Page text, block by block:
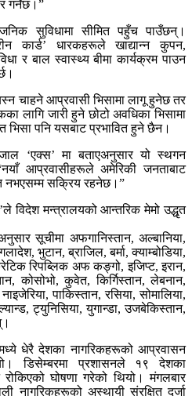
गर्नेछ।”
सुविधामा सीमित पहुँच पाउँछन्।
कार्ड’ धारकहरूले खाद्यान्न कुपन,
र बाल स्वास्थ्य बीमा कार्यक्रम पाउन
चाहने आप्रवासी भिसामा लागू हुनेछ तर
लागि जारी हुने छोटो अवधिका भिसामा
पनि यसबाट प्रभावित हुने छैन।
‘एक्स’ मा बताएअनुसार यो स्थगन
आप्रवासीहरूले अमेरिकी जनताबाट
नभएसम्म सक्रिय रहनेछ।”
विदेश मन्त्रालयको आन्तरिक मेमो उद्धृत
सूचीमा अफगानिस्तान, अल्बानिया,
भुटान, ब्राजिल, बर्मा, क्याम्बोडिया,
रिपब्लिक अफ कङ्गो, इजिप्ट, इरान,
कोसोभो, कुवेत, किर्गिस्तान, लेबनान,
पाकिस्तान, रसिया, सोमालिया,
ट्युनिसिया, युगान्डा, उजबेकिस्तान,
धेरै देशका नागरिकहरूको आप्रवासन
डिसेम्बरमा प्रशासनले १९ देशका
घोषणा गरेको थियो। मंगलबार
नागरिकहरूको अस्थायी संरक्षित दर्जा